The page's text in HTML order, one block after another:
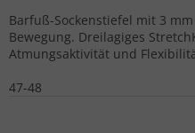
Barfuß-Sockenstiefel mit 3
Bewegung. Dreilagiges
Atmungsaktivität und
47-48